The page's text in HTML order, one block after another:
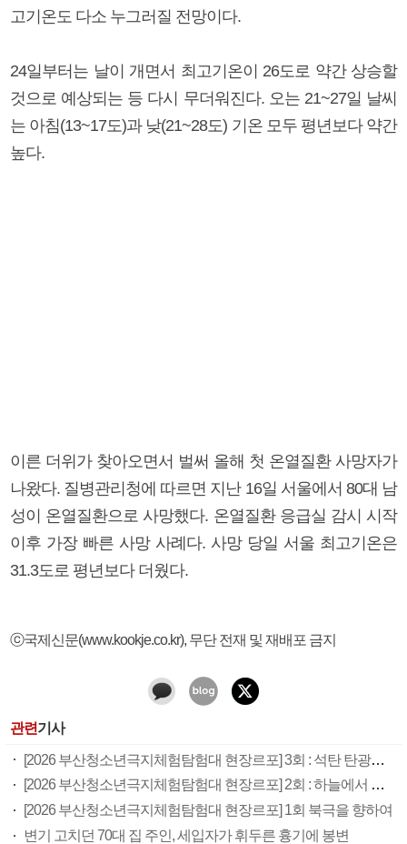
고기온도 다소 누그러질 전망이다.
24일부터는 날이 개면서 최고기온이 26도로 약간 상승할
것으로 예상되는 등 다시 무더워진다. 오는 21~27일 날씨
는 아침(13~17도)과 낮(21~28도) 기온 모두 평년보다 약간
높다.
이른 더위가 찾아오면서 벌써 올해 첫 온열질환 사망자가
나왔다. 질병관리청에 따르면 지난 16일 서울에서 80대 남
성이 온열질환으로 사망했다. 온열질환 응급실 감시 시작
이후 가장 빠른 사망 사례다. 사망 당일 서울 최고기온은
31.3도로 평년보다 더웠다.
ⓒ국제신문(www.kookje.co.kr), 무단 전재 및 재배포 금지
관련기사
[2026 부산청소년극지체험탐험대 현장르포] 3회 : 석탄 탄광촌에서 북극 연구의 중심지로
[2026 부산청소년극지체험탐험대 현장르포] 2회 : 하늘에서 만난 얼음의 나라
[2026 부산청소년극지체험탐험대 현장르포] 1회 북극을 향하여
변기 고치던 70대 집 주인, 세입자가 휘두른 흉기에 봉변